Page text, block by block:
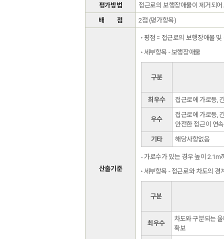
평가방법
접근로의 보행장애물이 제거되
배 점
2점 (평가항목)
산출기준
평점 = 접근로의 보행장애물
세부항목 - 보행장애물
구분
최우수 접근로에 가로등,
우수
접근로에 가로등,
안전한 접근이 연
기타
해당사항없음
- 가로수가 있는 경우 높이 2.1m
세부항목 - 접근로와 차도의 경
구분
최우수
차도와 구분되는
확보